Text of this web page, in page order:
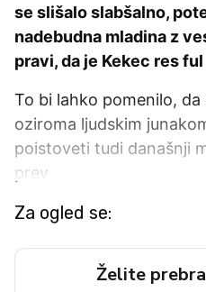
se slišalo slabšalno,
nadebudna mladina z
pravi, da je Kekec res
To bi lahko pomenilo,
oziroma ljudskim
poistoveti tudi današnji
prev
Za ogled se:
Želite